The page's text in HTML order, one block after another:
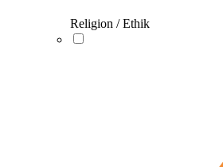
Religion / Ethik